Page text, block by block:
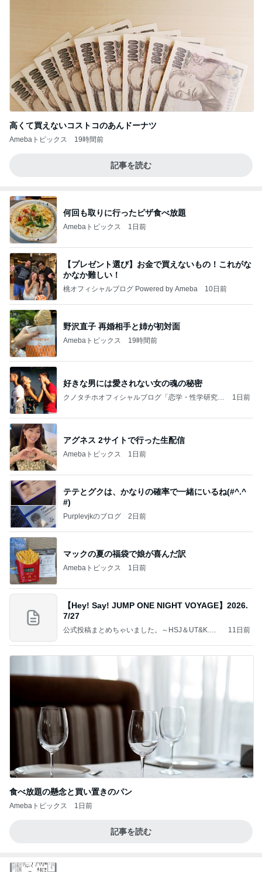
高くて買えないコストコのあんドーナツ
Amebaトピックス 19時間前
記事を読む
何回も取りに行ったピザ食べ放題
Amebaトピックス 1日前
【プレゼント選び】お金で買えないもの！これがな
かなか難しい！
桃オフィシャルブログ Powered by Ameba 10日前
野沢直子 再婚相手と姉が初対面
Amebaトピックス 19時間前
好きな男には愛されない女の魂の秘密
クノタチホオフィシャルブログ「恋学・性学研究
1日前
アグネス 2サイトで行った生配信
Amebaトピックス 1日前
テテとグクは、かなりの確率で一緒にいるね(#^.^
#)
Purplevjkのブログ 2日前
マックの夏の福袋で娘が喜んだ訳
Amebaトピックス 1日前
【Hey! Say! JUMP ONE NIGHT VOYAGE】2026.
7/27
公式投稿まとめちゃいました。～HSJ＆UT&K.O.
11日前
食べ放題の懸念と買い置きのパン
Amebaトピックス 1日前
記事を読む